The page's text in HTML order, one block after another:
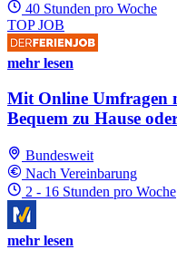
40 Stunden pro Woche
TOP JOB
mehr lesen
Mit Online Umfragen
Bequem zu Hause
Bundesweit
Nach Vereinbarung
2 - 16 Stunden pro Woche
mehr lesen